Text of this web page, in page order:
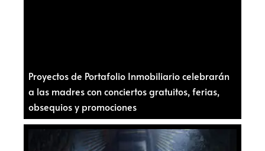
Proyectos de Portafolio Inmobiliario celebrarán
a las madres con conciertos gratuitos, ferias,
obsequios y promociones